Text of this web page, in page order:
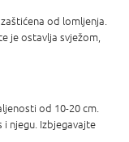
od lomljenja.
je ostavlja svježom,
od 10-20 cm.
njegu. Izbjegavajte